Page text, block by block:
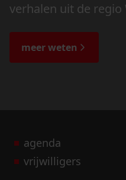
verhalen uit de regio
de bijzondere
meer weten
agenda
vrijwilligers